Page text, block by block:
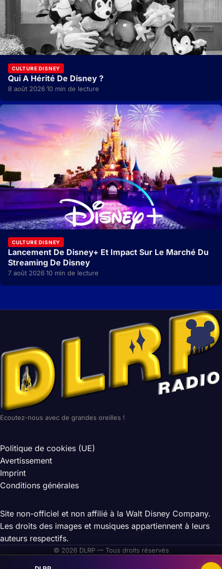
CULTURE DISNEY
Qui A Hérité De Disney ?
8 août 2026·10 min de lecture
CULTURE DISNEY
Lancement De Disney+ Et Impact Sur Le Marché Du
Streaming De Disney
7 août 2026·10 min de lecture
Ecoutez-nous avec de grandes oreilles !
Politique de cookies (UE)
Avertissement
Imprint
Conditions générales
Site non-officiel et non affilié à la Walt Disney Company.
Les droits des images et musiques appartiennent à leurs
auteurs respectifs.
© 2026 DLRP — Tous droits réservés